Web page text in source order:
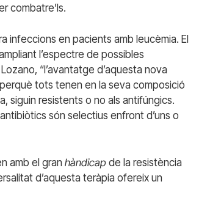
combatre’ls.
infeccions en pacients amb leucèmia. El
l’espectre de possibles
“l’avantatge d’aquesta nova
tots tenen en la seva composició
siguin resistents o no als antifúngics.
són selectius enfront d’uns o
amb el granhàndicap de la resistència
d’aquesta teràpia ofereix un